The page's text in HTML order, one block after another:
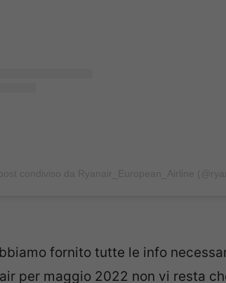
fornito tutte le info
per maggio 2022 non vi resta